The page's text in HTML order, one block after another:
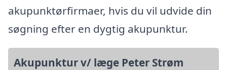
akupunktørfirmaer, hvis du vil udvide din
søgning efter en dygtig akupunktur.
Akupunktur v/ læge Peter Strøm